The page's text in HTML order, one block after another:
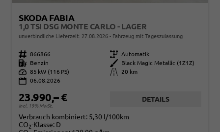
SKODA FABIA
1,0 TSI DSG MONTE CARLO - LAGER
unverbindliche Lieferzeit: 27.08.2026 Fahrzeug mit Tageszulassung
Fahrzeugnr. 866866 Getriebe Automatik
Kraftstoff
Benzin Außenfarbe
Black Magic Metallic (1Z1Z)
Leistung 85 kW (116 PS) Kilometerstand
20 km
06.08.2026
23.990,– €
incl. 19% MwSt.
DETAILS
Verbrauch kombiniert: 5,30 l/100km
CO2-Klasse: D